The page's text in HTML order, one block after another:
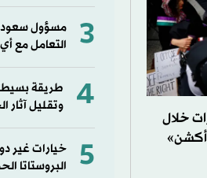
خلال
أكشن»
3
مسؤول
التعامل مع
4
طريقة بسيطة
وتقليل آثار
5
خيارات غير
البروستاتا